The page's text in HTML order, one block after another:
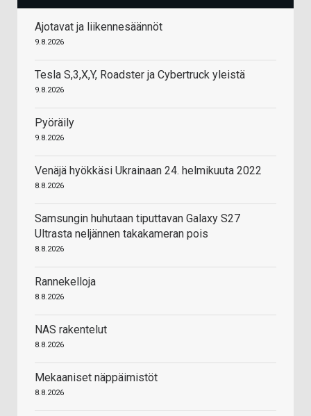
Ajotavat ja liikennesäännöt
9.8.2026
Tesla S,3,X,Y, Roadster ja Cybertruck yleistä
9.8.2026
Pyöräily
9.8.2026
Venäjä hyökkäsi Ukrainaan 24. helmikuuta 2022
8.8.2026
Samsungin huhutaan tiputtavan Galaxy S27
Ultrasta neljännen takakameran pois
8.8.2026
Rannekelloja
8.8.2026
NAS rakentelut
8.8.2026
Mekaaniset näppäimistöt
8.8.2026